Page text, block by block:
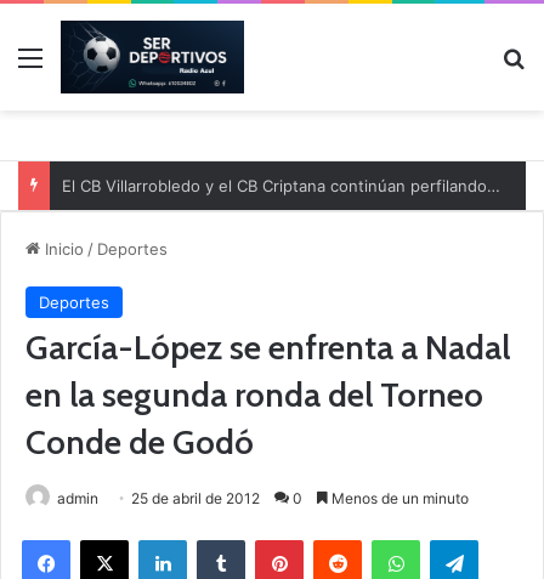
Menú
El CB Villarrobledo y el CB Criptana continúan perfilando sus plantillas
Inicio / Deportes
Deportes
García-López se enfrenta a Nadal
en la segunda ronda del Torneo
Conde de Godó
admin 25 de abril de 2012 0 Menos de un minuto